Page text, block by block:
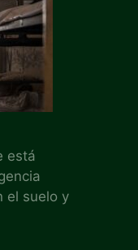
está
el suelo y